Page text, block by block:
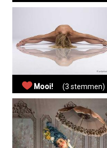
Mooi! (3 stemmen)